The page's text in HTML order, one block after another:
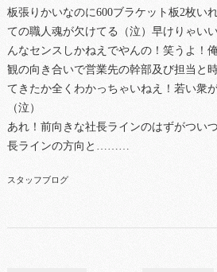
板張りかいなのに600ブラケット板2枚い
ての職人魂が欠けてる（泣）早けりゃい
んなセンスしかねえでやんの！笑うよ！
観の向き合いで営業先の幹部及び担当と
てきたか全くわかっちゃいねえ！若い衆
（泣）
あれ！前向きな社長ラインのはずがつい
長ラインの方向と………
スタッフブログ